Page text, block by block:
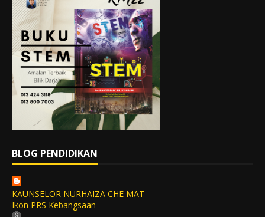
BLOG PENDIDIKAN
KAUNSELOR NURHAIZA CHE MAT
Ikon PRS Kebangsaan